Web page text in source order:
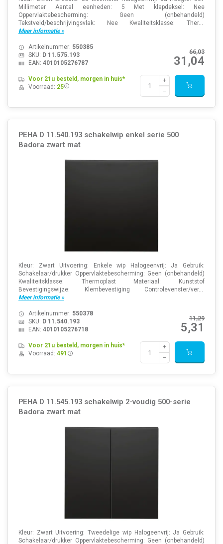
Millimeter Aantal eenheden: 5 Met klapdeksel: Nee
Oppervlaktebescherming: Geen (onbehandeld)
Tekstveld/beschrijvingsvlak: Nee Kwaliteitsklasse: Ther...
Meer informatie »
66,03
31,04
Artikelnummer: 550385
SKU: D 11.575.193
EAN: 4010105276787
Voor 21u besteld, morgen in huis*
Voorraad: 25
PEHA D 11.540.193 schakelwip enkel serie 500
Badora zwart mat
Kleur: Zwart Uitvoering: Enkele wip Halogeenvrij: Ja Gebruik:
Schakelaar/drukker Oppervlaktebescherming: Geen (onbehandeld)
Kwaliteitsklasse: Thermoplast Materiaal: Kunststof
Bevestigingswijze: Klembevestiging Controlevenster/ver...
Meer informatie »
11,29
5,31
Artikelnummer: 550378
SKU: D 11.540.193
EAN: 4010105276718
Voor 21u besteld, morgen in huis*
Voorraad: 491
PEHA D 11.545.193 schakelwip 2-voudig 500-serie
Badora zwart mat
Kleur: Zwart Uitvoering: Tweedelige wip Halogeenvrij: Ja Gebruik:
Schakelaar/drukker Oppervlaktebescherming: Geen (onbehandeld)